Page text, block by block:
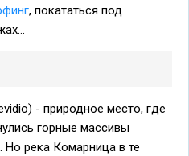
, покататься под
- природное место, где
горные массивы
река Комарница в те